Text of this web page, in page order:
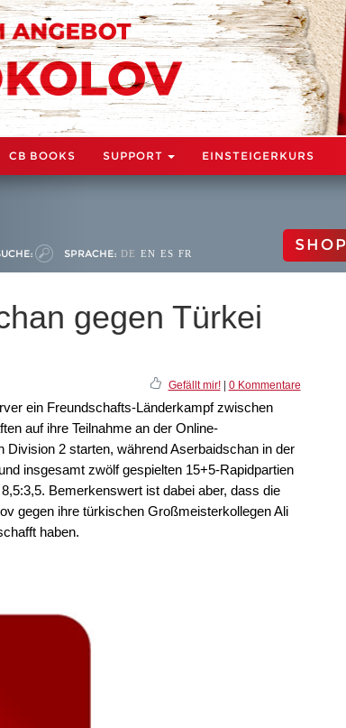
CB BOOKS SUPPORT EINSTEIGERKURS
SPRACHE: DE EN ES FR SHOP
gegen Türkei
Gefällt mir!| 0 Kommentare
ein Freundschafts-Länderkampf zwischen
auf ihre Teilnahme an der Online-
2 starten, während Aserbaidschan in der
insgesamt zwölf gespielten 15+5-Rapidpartien
Bemerkenswert ist dabei aber, dass die
gegen ihre türkischen Großmeisterkollegen Ali
haben.